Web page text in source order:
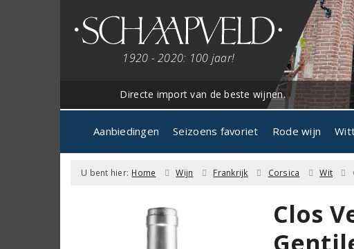
1920 - 2020: 100 jaar!
Directe import van de beste wijnen.
Aanbiedingen Seizoens favoriet Rode wijn
U bent hier: Home Wijn Frankrijk Corsica Wit
Clos